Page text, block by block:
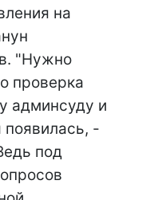
на
"Нужно
проверка
админсуду и
появилась, -
под